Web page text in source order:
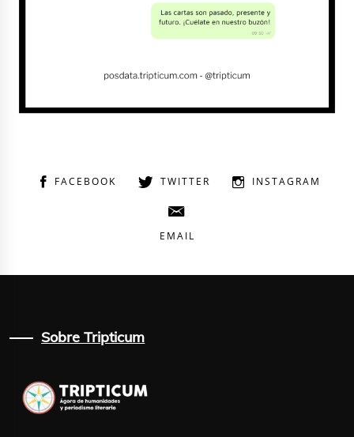
FACEBOOK TWITTER INSTAGRAM
EMAIL
Sobre Tripticum